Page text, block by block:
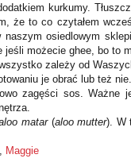
kurkumy.
że to co czytałem
osiedlowym
jeśli możecie ghee, bo
zależy od
je obrać lub też
zagęści sos.
matar(aloo mutter). W
, Maggie